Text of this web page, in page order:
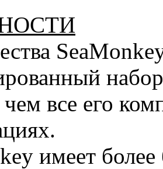
чем все его
имеет